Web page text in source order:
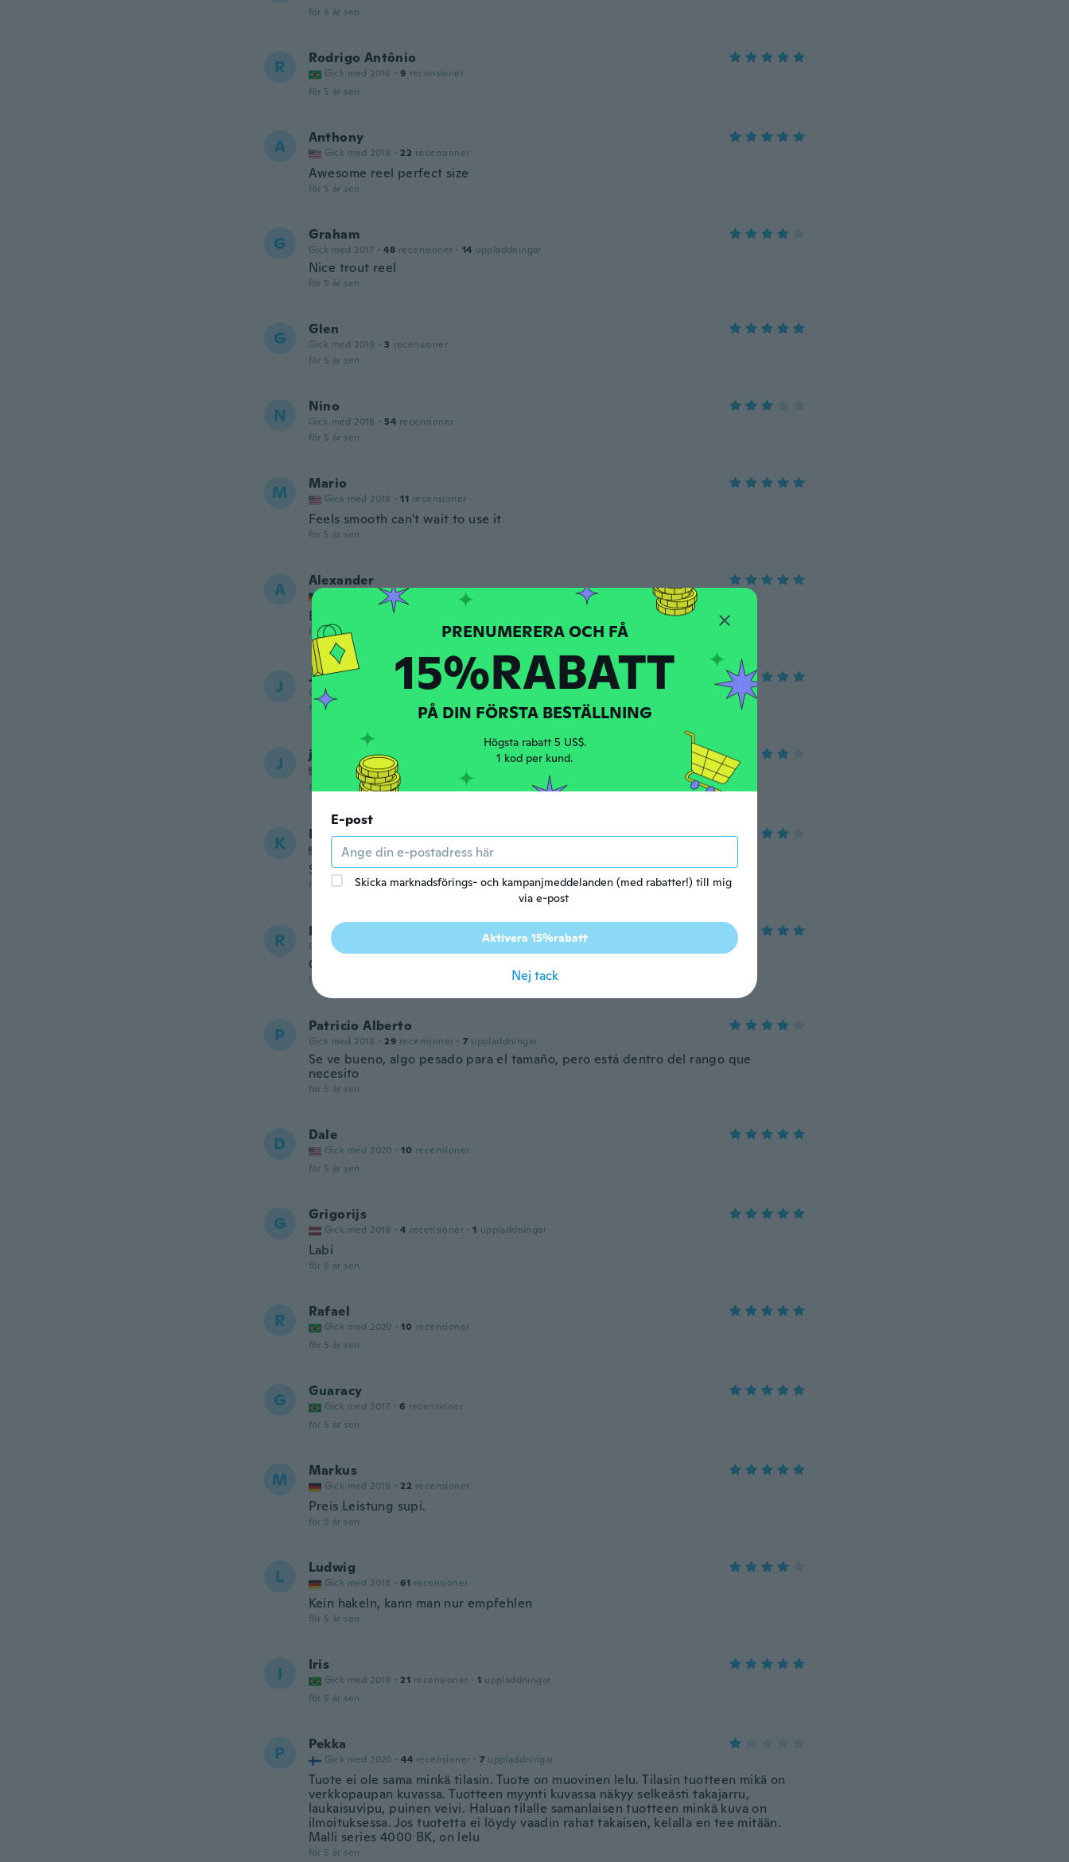
för 5 år sen
R Rodrigo Antônio
Gick med 2016 · 9 recensioner
för 5 år sen
A Anthony
Gick med 2018 · 22 recensioner
Awesome reel perfect size
för 5 år sen
G Graham
Gick med 2017 · 48 recensioner · 14 uppladdningar
Nice trout reel
för 5 år sen
G Glen
Gick med 2019 · 3 recensioner
för 5 år sen
N Nino
Gick med 2018 · 54 recensioner
för 5 år sen
M Mario
Gick med 2018 · 11 recensioner
Feels smooth can't wait to use it
för 5 år sen
A Alexander
Gick med 2018 · 6 recensioner
Einfach top genau wie gewollt
för 5 år sen
J Jason
Gick med 2017
recensioner
för 5 år sen
J jack
Gick med 2019 ·
för 5 år sen
K Keith
Gick med 2019 90 recensioner 35
Seems like a nice pair of reels. Looking forward to spring.
för 5 år sen
R Rolando
Gick med 2018
Cumplió mis expectativas en un 100
för 5 år sen
P Patricio Alberto
Gick med 2018 · 29 recensioner · 7 uppladdningar
Se ve bueno, algo pesado para el tamaño, pero está dentro del rango que
necesito
för 5 år sen
D Dale
Gick med 2020 · 10 recensioner
för 5 år sen
G Grigorijs
Gick med 2019 · 4 recensioner · 1 uppladdningar
Labi
för 5 år sen
R Rafael
Gick med 2020 · 10 recensioner
för 5 år sen
G Guaracy
Gick med 2017 · 6 recensioner
för 5 år sen
M Markus
Gick med 2019 · 22 recensioner
Preis Leistung supi.
för 5 år sen
L Ludwig
Gick med 2018 · 61 recensioner
Kein hakeln, kann man nur empfehlen
för 5 år sen
I Iris
Gick med 2018 · 21 recensioner · 1 uppladdningar
för 5 år sen
P Pekka
Gick med 2020 · 44 recensioner · 7 uppladdningar
Tuote ei ole sama minkä tilasin. Tuote on muovinen lelu. Tilasin tuotteen mikä on
verkkopaupan kuvassa. Tuotteen myynti kuvassa näkyy selkeästi takajarru,
laukaisuvipu, puinen veivi. Haluan tilalle samanlaisen tuotteen minkä kuva on
ilmoituksessa. Jos tuotetta ei löydy vaadin rahat takaisen, kelalla en tee mitään.
Malli series 4000 BK, on lelu
för 5 år sen
PRENUMERERA OCH FÅ
15%RABATT
PÅ DIN FÖRSTA BESTÄLLNING
Högsta rabatt 5 US$.
1 kod per kund.
E-post
Skicka marknadsförings- och kampanjmeddelanden (med rabatter!) till mig
via e-post
Aktivera 15%rabatt
Nej tack